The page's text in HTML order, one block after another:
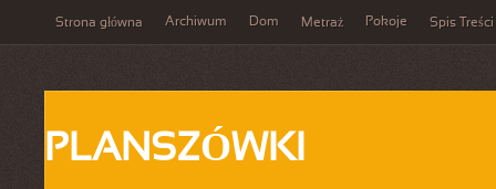
Strona główna Archiwum Dom Metraż Pokoje Spis Treści
PLANSZÓWKI